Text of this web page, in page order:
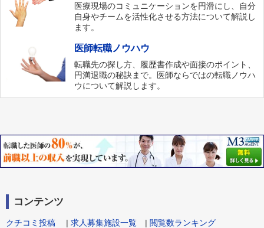
医療現場のコミュニケーションを円滑にし、自分
自身やチームを活性化させる方法について解説し
ます。
医師転職ノウハウ
転職先の探し方、履歴書作成や面接のポイント、
円満退職の秘訣まで。医師ならではの転職ノウハ
ウについて解説します。
コンテンツ
クチコミ投稿 | 求人募集施設一覧 | 閲覧数ランキング